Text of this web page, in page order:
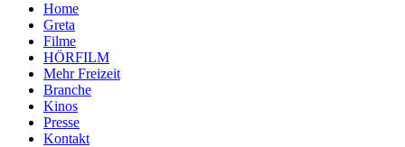
Home
Greta
Filme
HÖRFILM
Mehr Freizeit
Branche
Kinos
Presse
Kontakt